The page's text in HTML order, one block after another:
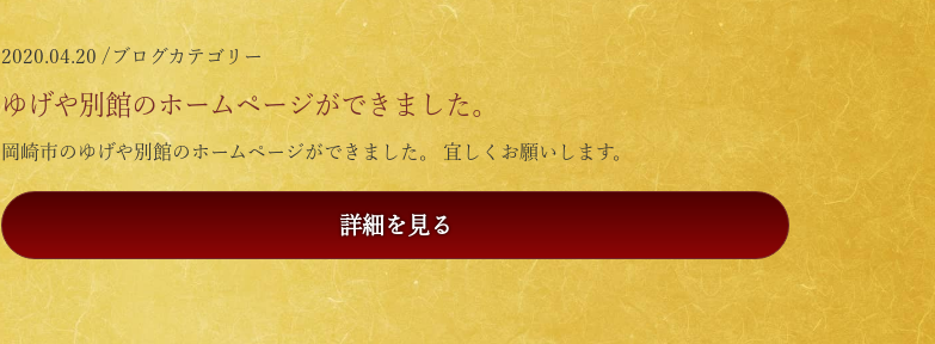
2020.04.20 / ブログカテゴリー
ゆげや別館のホームページができました。
岡崎市のゆげや別館のホームページができました。 宜しくお願いします。
詳細を見る